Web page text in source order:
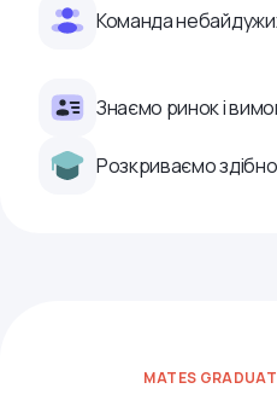
Команда
Знаємо ринок і
Розкриваємо
MATES